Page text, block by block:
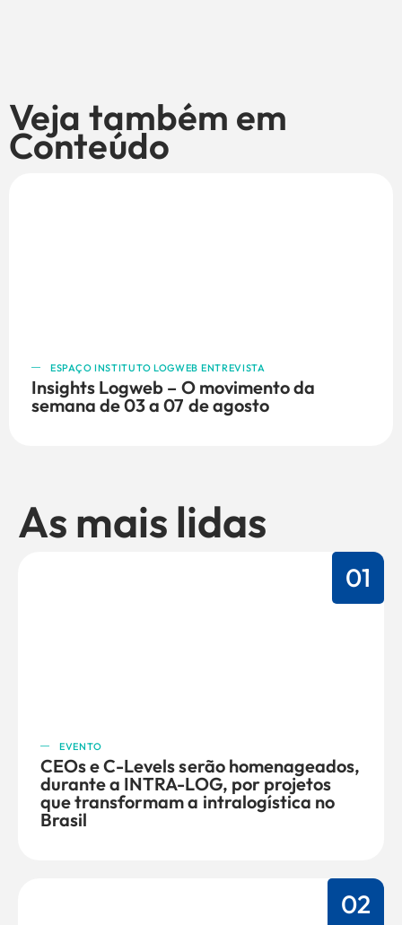
Veja também em
Conteúdo
ESPAÇO INSTITUTO LOGWEB ENTREVISTA
Insights Logweb – O movimento da
semana de 03 a 07 de agosto
As mais lidas
01
EVENTO
CEOs e C-Levels serão homenageados,
durante a INTRA-LOG, por projetos
que transformam a intralogística no
Brasil
02